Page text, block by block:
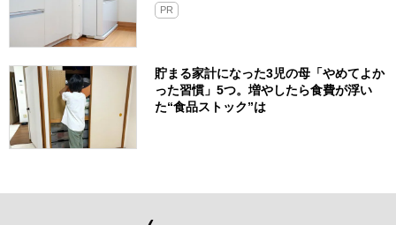
PR
貯まる家計になった3児の母「やめてよか
った習慣」5つ。増やしたら食費が浮い
た“食品ストック”は